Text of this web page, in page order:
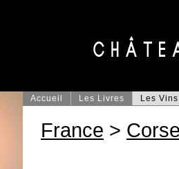
Accueil Les Livres Les Vins
France >